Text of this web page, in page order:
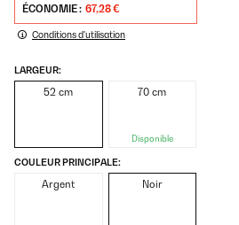
ÉCONOMIE : 67,28 €
Conditions d'utilisation
LARGEUR:
52 cm 70 cm
Disponible
COULEUR PRINCIPALE:
Argent Noir